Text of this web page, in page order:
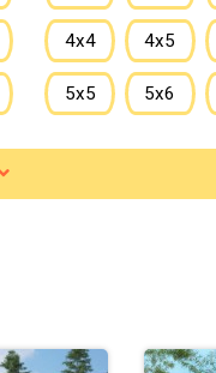
4х4 4х5
5х5 5х6
6х6 6х7
7х8 7х10
маленькие до